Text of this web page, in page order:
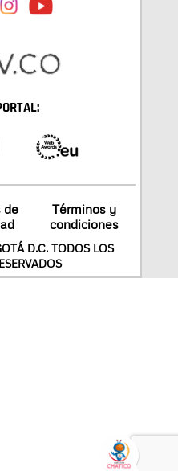
de
Términos y
condiciones
D.C. TODOS LOS